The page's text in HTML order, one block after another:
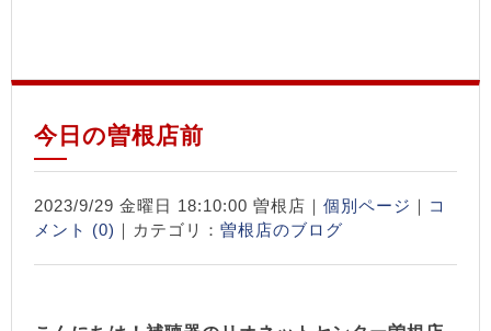
今日の曽根店前
2023/9/29 金曜日 18:10:00 曽根店｜ 個別ページ ｜ コ
メント (0) ｜カテゴリ： 曽根店のブログ